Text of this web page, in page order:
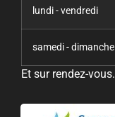
lundi - vendredi
samedi - dimanche
Et sur rendez-vous.